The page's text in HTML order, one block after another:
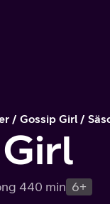
Gossip Girl
440 min 6+